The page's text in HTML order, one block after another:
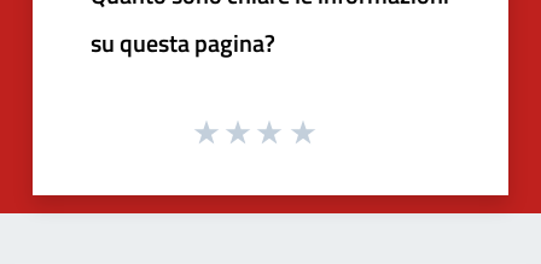
su questa pagina?